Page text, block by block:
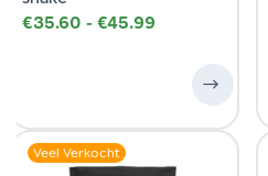
€35.60 - €45.99
Veel Verkocht